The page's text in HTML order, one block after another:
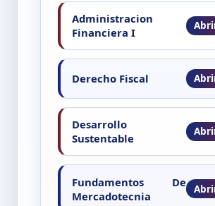
Administracion
Financiera I
Derecho Fiscal
Desarrollo
Sustentable
Fundamentos De
Mercadotecnia